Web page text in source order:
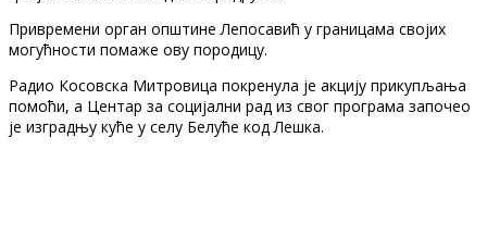
Привремени орган општине Лепосавић у границама својих
могућности помаже ову породицу.
Радио Косовска Митровица покренула је акцију прикупљања
помоћи, а Центар за социјални рад из свог програма започео
је изградњу куће у селу Белуће код Лешка.